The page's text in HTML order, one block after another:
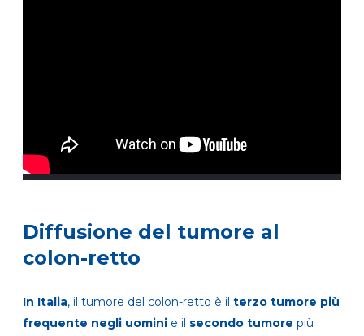
Diffusione del tumore al
colon-retto
In Italia, il tumore del colon-retto è il terzo tumore più
frequente negli uomini e il secondo tumore più